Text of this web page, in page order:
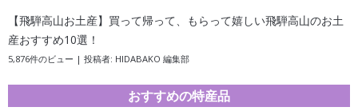
【飛騨高山お土産】買って帰って、もらって嬉しい飛騨高山のお土
産おすすめ10選！
5,876件のビュー | 投稿者: HIDABAKO 編集部
おすすめの特産品